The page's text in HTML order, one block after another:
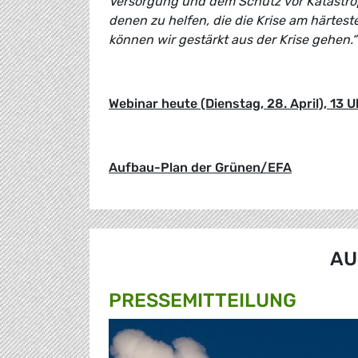
denen zu helfen, die die Krise am
können wir gestärkt aus der Krise gehen.“
Webinar heute (Dienstag, 28. April), 13
Aufbau-Plan der Grünen/EFA
PRESSE­MITTEILUNG